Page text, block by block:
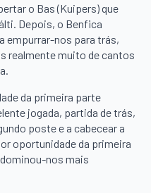
o Bas (Kuipers) que
Depois, o Benfica
empurrar-nos para trás,
realmente muito de cantos
da primeira parte
jogada, partida de trás,
poste e a cabecear a
oportunidade da primeira
nos mais